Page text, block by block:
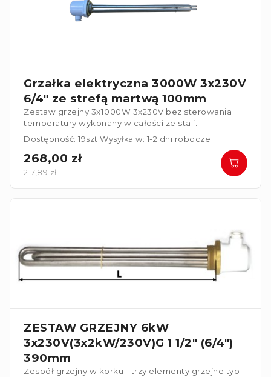
Grzałka elektryczna 3000W 3x230V
6/4" ze strefą martwą 100mm
Zestaw grzejny 3x1000W 3x230V bez sterowania
temperatury wykonany w całości ze stali
nierdzewnej. Grzałka posiada strefę martwą
100mm
Dostępność: 19szt.Wysyłka w: 1-2 dni robocze
268,00 zł
217,89 zł
ZESTAW GRZEJNY 6kW
3x230V(3x2kW/230V)G 1 1/2" (6/4")
390mm
Zespół grzejny w korku - trzy elementy grzejne typ